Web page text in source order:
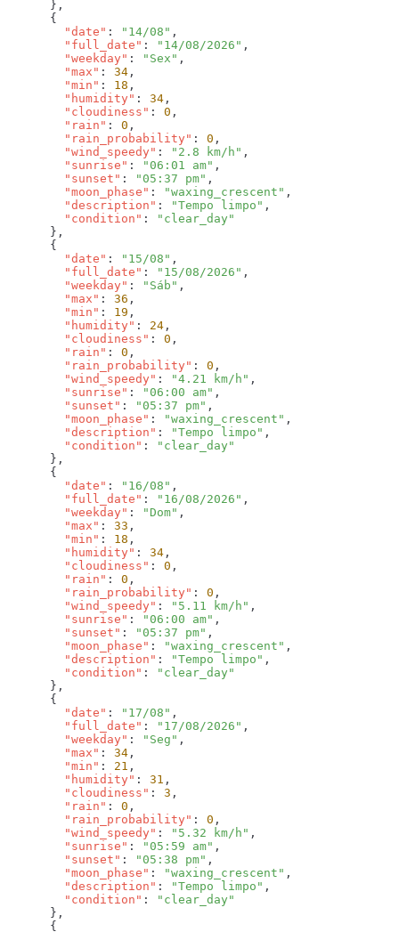
        "date"
: "14/08"
        "full_date"
: "14/08/2026"
        "weekday"
: "Sex"
        "max"
: 34
        "min"
: 18
        "humidity"
: 34
        "cloudiness"
: 0
        "rain"
: 0
        "rain_probability"
: 0
        "wind_speedy"
: "2.8 km/h"
        "sunrise"
: "06:01 am"
        "sunset"
: "05:37 pm"
        "moon_phase"
: "waxing_crescent"
        "description"
: "Tempo limpo"
        "condition"
:
        "date"
: "15/08"
        "full_date"
: "15/08/2026"
        "weekday"
: "Sáb"
        "max"
: 36
        "min"
: 19
        "humidity"
: 24
        "cloudiness"
: 0
        "rain"
: 0
        "rain_probability"
: 0
        "wind_speedy"
: "4.21 km/h"
        "sunrise"
: "06:00 am"
        "sunset"
: "05:37 pm"
        "moon_phase"
: "waxing_crescent"
        "description"
: "Tempo limpo"
        "condition"
:
        "date"
: "16/08"
        "full_date"
: "16/08/2026"
        "weekday"
: "Dom"
        "max"
: 33
        "min"
: 18
        "humidity"
: 34
        "cloudiness"
: 0
        "rain"
: 0
        "rain_probability"
: 0
        "wind_speedy"
: "5.11 km/h"
        "sunrise"
: "06:00 am"
        "sunset"
: "05:37 pm"
        "moon_phase"
: "waxing_crescent"
        "description"
: "Tempo limpo"
        "condition"
:
        "date"
: "17/08"
        "full_date"
: "17/08/2026"
        "weekday"
: "Seg"
        "max"
: 34
        "min"
: 21
        "humidity"
: 31
        "cloudiness"
: 3
        "rain"
: 0
        "rain_probability"
: 0
        "wind_speedy"
: "5.32 km/h"
        "sunrise"
: "05:59 am"
        "sunset"
: "05:38 pm"
        "moon_phase"
: "waxing_crescent"
        "description"
: "Tempo limpo"
        "condition"
: